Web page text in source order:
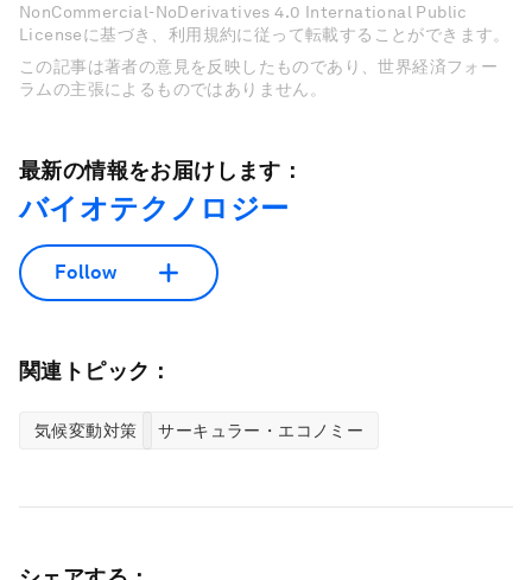
NonCommercial-NoDerivatives 4.0 International Public
Licenseに基づき、利用規約に従って転載することができます。
この記事は著者の意見を反映したものであり、世界経済フォー
ラムの主張によるものではありません。
最新の情報をお届けします：
バイオテクノロジー
Follow
関連トピック：
気候変動対策 サーキュラー・エコノミー